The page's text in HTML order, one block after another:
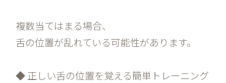
複数当てはまる場合、
舌の位置が乱れている可能性があります。
◆ 正しい舌の位置を覚える簡単トレーニング